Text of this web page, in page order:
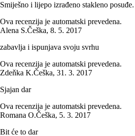
Smiješno i lijepo izrađeno stakleno posuđe.
Ova recenzija je automatski prevedena.
Alena S.Češka, 8. 5. 2017
zabavlja i ispunjava svoju svrhu
Ova recenzija je automatski prevedena.
Zdeňka K.Češka, 31. 3. 2017
Sjajan dar
Ova recenzija je automatski prevedena.
Romana O.Češka, 5. 3. 2017
Bit će to dar